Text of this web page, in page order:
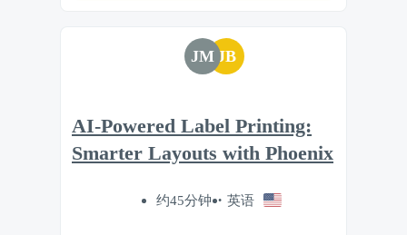
JM JB
AI-Powered Label Printing:
Smarter Layouts with Phoenix
约45分钟 英语